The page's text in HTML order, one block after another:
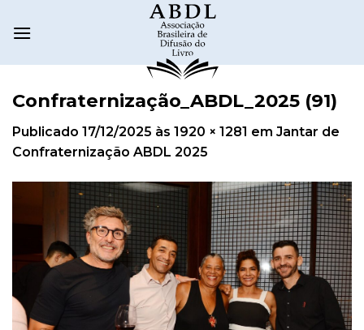
Confraternização_ABDL_2025 (91)
Publicado 17/12/2025 às 1920 × 1281 em Jantar de
Confraternização ABDL 2025